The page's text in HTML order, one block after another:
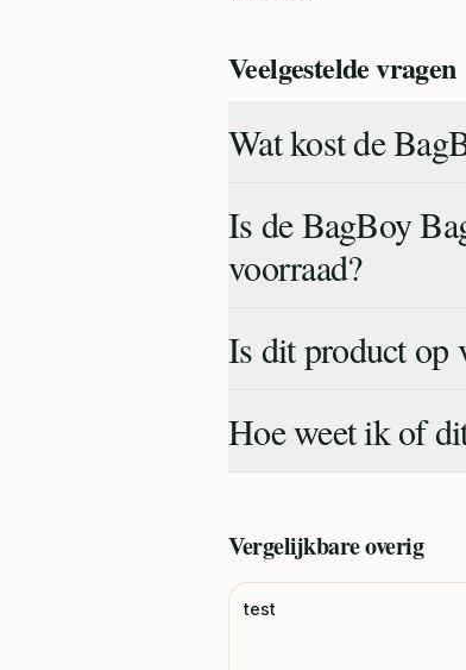
Veelgestelde vragen
Wat kost de
Is de BagBoy
voorraad?
Is dit product op
Hoe weet ik of
Vergelijkbareoverig
test